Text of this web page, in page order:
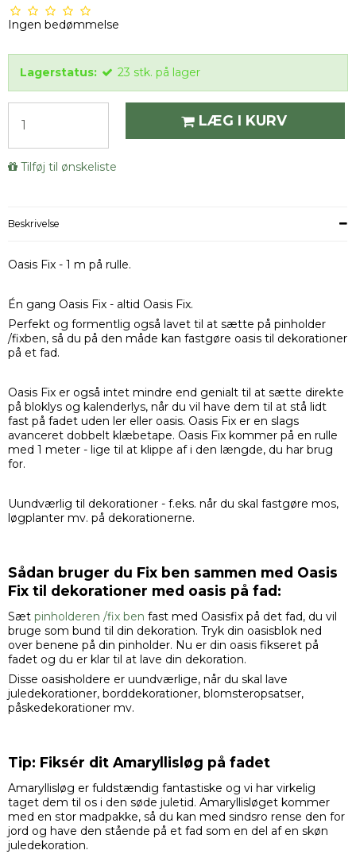
Ingen bedømmelse
Lagerstatus: 23 stk. på lager
LÆG I KURV
Tilføj til ønskeliste
Beskrivelse
Oasis Fix - 1 m på rulle.
Én gang Oasis Fix - altid Oasis Fix.
Perfekt og formentlig også lavet til at sætte på pinholder
/fixben, så du på den måde kan fastgøre oasis til dekorationer
på et fad.
Oasis Fix er også intet mindre end genialt til at sætte direkte
på bloklys og kalenderlys, når du vil have dem til at stå lidt
fast på fadet uden ler eller oasis. Oasis Fix er en slags
avanceret dobbelt klæbetape. Oasis Fix kommer på en rulle
med 1 meter - lige til at klippe af i den længde, du har brug
for.
Uundværlig til dekorationer - f.eks. når du skal fastgøre mos,
løgplanter mv. på dekorationerne.
Sådan bruger du Fix ben sammen med Oasis
Fix til dekorationer med oasis på fad:
Sæt pinholderen /fix ben fast med Oasisfix på det fad, du vil
bruge som bund til din dekoration. Tryk din oasisblok ned
over benene på din pinholder. Nu er din oasis fikseret på
fadet og du er klar til at lave din dekoration.
Disse oasisholdere er uundværlige, når du skal lave
juledekorationer, borddekorationer, blomsteropsatser,
påskedekorationer mv.
Tip: Fiksér dit Amaryllisløg på fadet
Amaryllisløg er fuldstændig fantastiske og vi har virkelig
taget dem til os i den søde juletid. Amaryllisløget kommer
med en stor madpakke, så du kan med sindsro rense den for
jord og have den stående på et fad som en del af en skøn
juledekoration.